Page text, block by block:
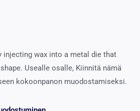
injecting wax into a metal die that
. Usealle osalle, Kiinnitä nämä
kokoonpanon muodostamiseksi.